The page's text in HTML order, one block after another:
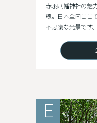
赤羽八幡神社の魅
線。日本全国ここ
不思議な光景です。
E